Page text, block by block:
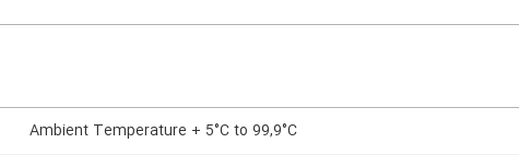
Ambient Temperature + 5°C to 99,9°C